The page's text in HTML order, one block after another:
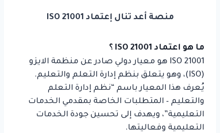
منصة أعد تنال إعتماد ISO 21001
ما هو اعتماد ISO 21001 ؟
ISO 21001 هو معيار دولي صادر عن منظمة الايزو
(ISO)، وهو يتعلق بنظم إدارة التعلم والتعليم.
يُعرف هذا المعيار باسم “نظم إدارة التعلم
والتعليم – المتطلبات الخاصة بمقدمي الخدمات
التعليمية”، ويهدف إلى تحسين جودة الخدمات
التعليمية وفعاليتها.